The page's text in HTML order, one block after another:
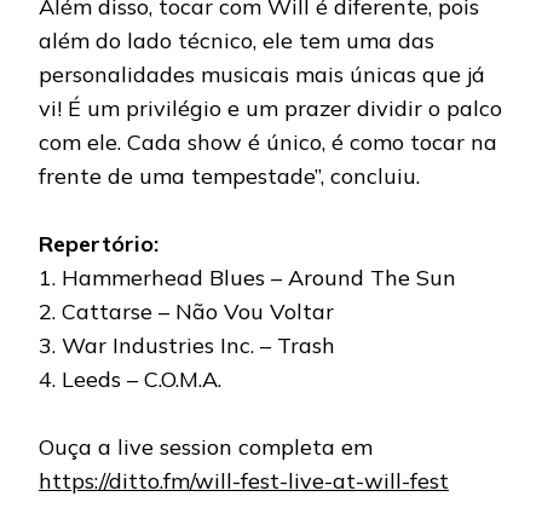
Além disso, tocar com Will é diferente, pois
além do lado técnico, ele tem uma das
personalidades musicais mais únicas que já
vi! É um privilégio e um prazer dividir o palco
com ele. Cada show é único, é como tocar na
frente de uma tempestade”, concluiu.
Repertório:
1. Hammerhead Blues – Around The Sun
2. Cattarse – Não Vou Voltar
3. War Industries Inc. – Trash
4. Leeds – C.O.M.A.
Ouça a live session completa em
https://ditto.fm/will-fest-live-at-will-fest